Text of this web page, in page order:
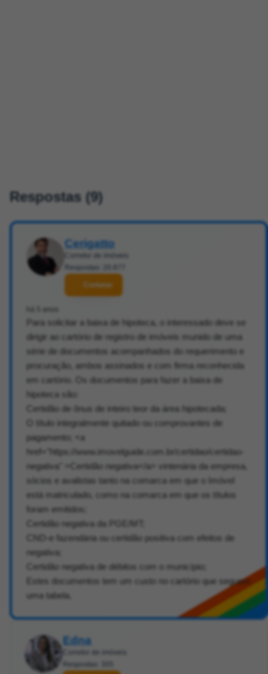
Respostas (9)
Cerigatto
Contatar
Para solicitar a baixa de hipoteca, o interessado deve se
dirigir ao cartório de registro de imóveis munido de uma
série de documentos acompanhados do requerimento e
procuração, ambos assinados e com firma reconhecida
em cartório. Os documentos para fazer a baixa de
hipoteca são:
Certidão de ônus de inteiro teor da área hipotecada;
O título integralmente quitado ou comprovantes de
pagamento; <a
href="https://www.imovelguide.com.br/certidao/certidao-
negativa" >Certidão negativa</a> vintenária da empresa,
sócios e avalistas tanto na comarca em que o Imóvel
está matriculado, como na comarca em que os títulos
foram emitidos;
Certidão negativa da PGE/MT;
CND-e fazendária ou certidão positiva com efeitos de
negativa;
Certidão negativa de débitos com o município;
Estes documentos tem um custo no cartório que seguem
uma tabela.
Edna